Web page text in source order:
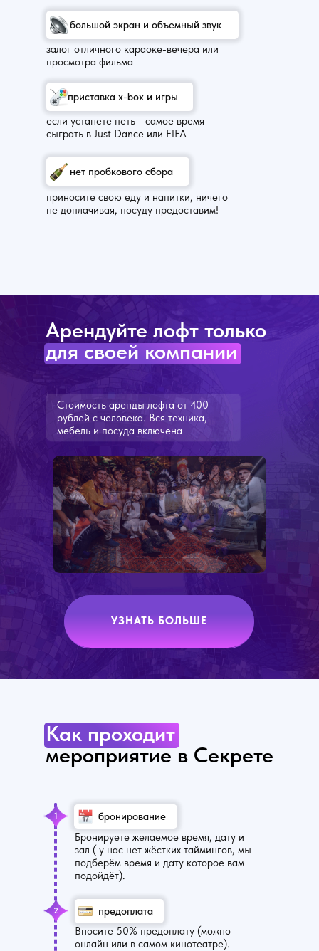
залог отличного караоке-вечера или
просмотра фильма
если устанете петь - самое время
сыграть в Just Dance или FIFA
приносите свою еду и напитки, ничего
не доплачивая, посуду предоставим!
большой экран и объемный звук
приставка x-box и игры
нет пробкового сбора
Стоимость аренды лофта от 400
рублей с человека. Вся техника,
мебель и посуда включена
Арендуйте лофт только
для своей компании
УЗНАТЬ БОЛЬШЕ
бронирование
Бронируете желаемое время, дату и
зал ( у нас нет жёстких таймингов, мы
подберём время и дату которое вам
подойдёт).
предоплата
Вносите 50% предоплату (можно
онлайн или в самом кинотеатре).
1
2
Как проходит
мероприятие в Секрете